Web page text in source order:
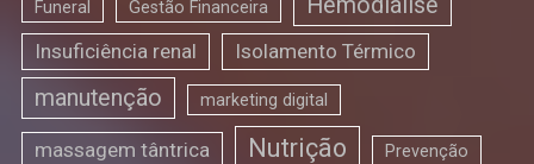
Funeral Gestão Financeira
Insuficiência renal Isolamento Térmico
manutenção marketing digital
massagem tântrica Nutrição Prevenção